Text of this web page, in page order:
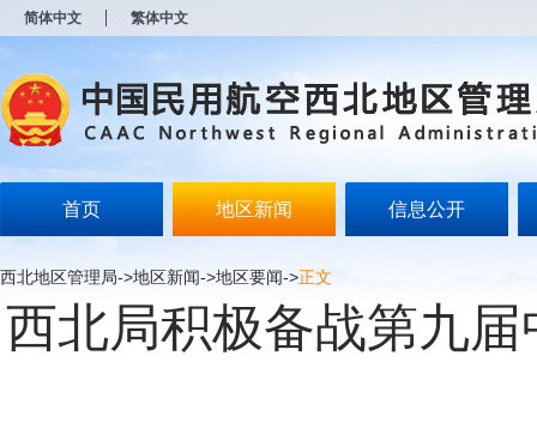
简体中文 繁体中文
首页 地区新闻 信息公开
西北地区管理局->地区新闻->地区要闻->正文
西北局积极备战第九
开
无
障
说
按
Alt
加
浪